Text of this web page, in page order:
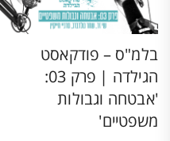
בלמ"ס – פודקאסט
הגילדה | פרק 03:
'אבטחה וגבולות
משפטיים'